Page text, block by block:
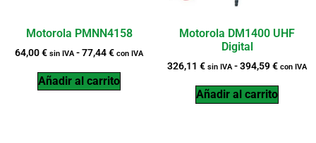
Motorola PMNN4158
64,00€ sin IVA -77,44€ con IVA
Añadir al carrito
Motorola DM1400 UHF
Digital
326,11 € sin IVA -394,59€ con IVA
Añadir al carrito